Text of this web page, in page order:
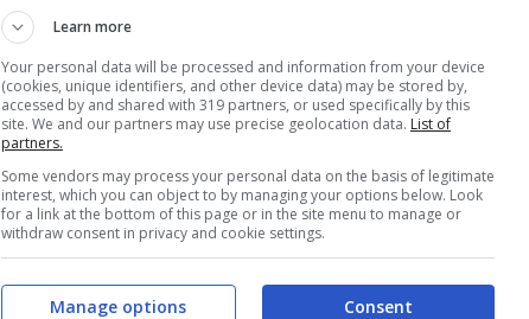
Learn more
Your personal data will be processed and information from your device
(cookies, unique identifiers, and other device data) may be stored by,
accessed by and shared with 319 partners, or used specifically by this
site. We and our partners may use precise geolocation data. List of
partners.
Some vendors may process your personal data on the basis of legitimate
interest, which you can object to by managing your options below. Look
for a link at the bottom of this page or in the site menu to manage or
withdraw consent in privacy and cookie settings.
Consent
Manage options